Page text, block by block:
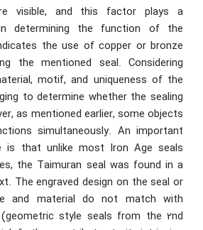
visible, and this factor plays a
determining the function of the
the use of copper or bronze
the mentioned seal. Considering
motif, and uniqueness of the
to determine whether the sealing
as mentioned earlier, some objects
simultaneously. An important
that unlike most Iron Age seals
the Taimuran seal was found in a
The engraved design on the seal or
and material do not match with
style seals from the 2nd